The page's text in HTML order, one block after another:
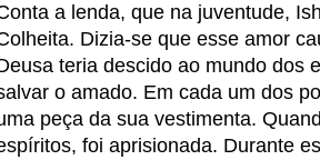
a lenda, que na juventude,
Dizia-se que esse amor
teria descido ao mundo dos
o amado. Em cada um dos
peça da sua vestimenta.
foi aprisionada. Durante